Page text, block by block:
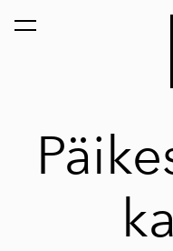
lisati ostukorvi.